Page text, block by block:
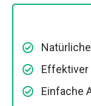
Effektiver
Einfache